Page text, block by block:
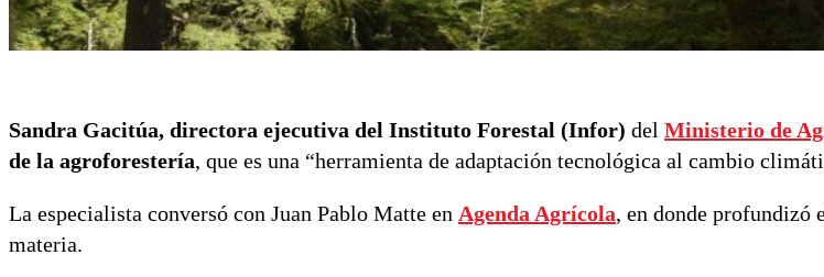
Sandra Gacitúa, directora ejecutiva del Instituto Forestal (Infor) del Ministerio de
de la agroforestería, que es una “herramienta de adaptación tecnológica al cambio
La especialista conversó con Juan Pablo Matte en Agenda Agrícola, en donde profundizó
materia.